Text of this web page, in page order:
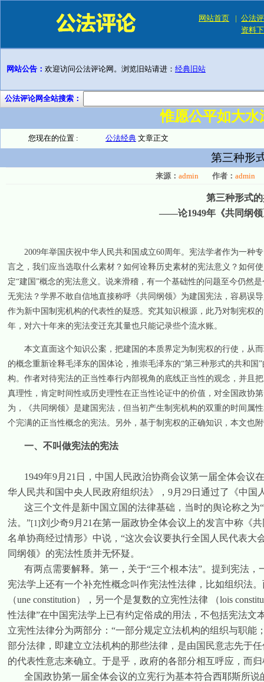
网站首页 | 公法
资料
网站公告： 欢迎访问公法评论网。浏览旧站请进： 经典旧站
公法评论网全站搜索：
惟愿公平如大
您现在的位置 : 公法经典 文章正文
第三种形
来源： admin 作者： admin
第三种形式
——论1949年《共同纲
2009年举国庆祝中华人民共和国成立60周年。宪法学者作为一种
言之，我们应当选取什么素材？如何诠释历史素材的宪法意义？如何
定“建国”概念的宪法意义。说来滑稽，有一个基础性的问题至今仍然
无宪法？学界不敢自信地直接称呼《共同纲领》为建国宪法，容易误
作为新中国制宪机构的代表性的疑惑。究其知识根源，此乃对制宪权
年，对六十年来的宪法变迁充其量也只能记录些个流水账。
本文直面这个知识公案，把建国的本质界定为制宪权的行使，从
的概念重新诠释毛泽东的国体论，推崇毛泽东的“第三种形式的共
构。作者对待宪法的正当性奉行内部视角的底线正当性的观念，并且
真理性，肯定时间性或历史理性在正当性论证中的价值，对全国政协
为，《共同纲领》是建国宪法，但当初产生制宪机构的双重的时间属
个完满的正当性概念的宪法。另外，基于制宪权的正确知识，本文也
一、不叫做宪法的宪法
1949年9月 21 日
，中国人民政治协商会议第一届全体会议
华人民共和国中央人民政府组织法》， 9月 29日 通过了《中国
这三个文件是新中国立国的法律基础，当时的舆论称之
法。”[1]刘少奇9月 21在第一届政协全体会议上的发言中称《
名单协商经过情形》中说，“这次会议要执行全国人民代表大
同纲领》的宪法性质并无怀疑。
有两点需要解释。第一，关于“三个根本法”。 提到宪法，
宪法学上还有一个补充性概念叫作宪法性法律，比如组织法
（une constitution），另一个是复数的立宪性法律 （lois
性法律”在中国宪法学上已有约定俗成的用法，不包括宪法文
立宪性法律分为两部分：“一部分规定立法机构的组织与职能
部分法律，即建立立法机构的那些法律，是由国民意志先于
的代表性意志来确立。于是乎，政府的各部分相互呼应，而
全国政协第一届全体会议的立宪行为基本符合西耶斯所